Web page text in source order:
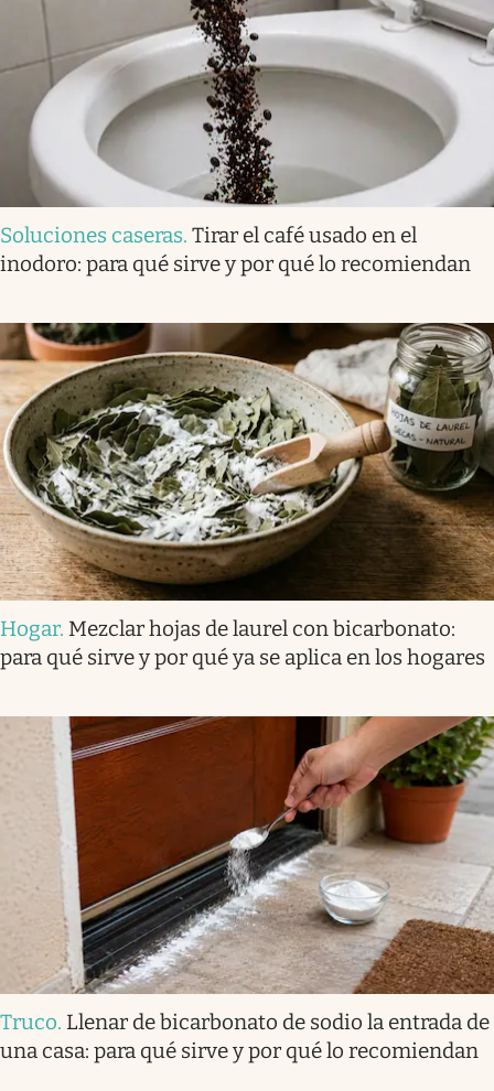
Soluciones caseras. Tirar el café usado en el
inodoro: para qué sirve y por qué lo recomiendan
Hogar. Mezclar hojas de laurel con bicarbonato:
para qué sirve y por qué ya se aplica en los hogares
Truco. Llenar de bicarbonato de sodio la entrada de
una casa: para qué sirve y por qué lo recomiendan